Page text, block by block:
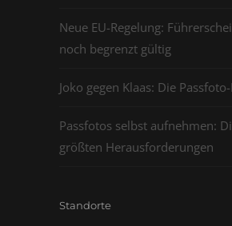
Neue EU-Regelung:
noch begrenzt gültig
Joko gegen Klaas: Die
Passfotos selbst aufnehmen:
größten Herausforderungen
Standorte